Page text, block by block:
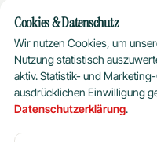
HostingPlus
Seit 2004 betreuen wir
und Server aus München.
verständlich, ohne
Cookies & Datenschutz
Wir nutzen Cookies, um
Nutzung statistisch
aktiv. Statistik- und
ausdrücklichen Einwilligung
Datenschutzerklärung.
da